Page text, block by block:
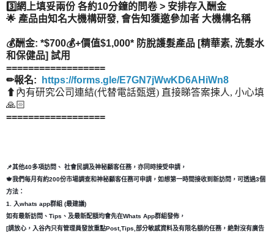
3️⃣網上填妥兩份 各約10分鐘的問卷 > 安排存入酬金
🌟 產品由知名大機構研發, 會告知獲邀參加者 大機構名稱
💰酬金: *$700💰+價值$1,000* 防脫護髮產品 [精華素, 洗髮水
和保健品] 試用
==================
✏報名:
https://forms.gle/E7GN7jWwKD6AHiWn8
⬆內有研究公司連結(代替電話甄選) 直接睇答案揀人, 小心填
🙏🏻
==================
📌其他40多項訪問、 社會民調及神秘顧客任務，亦同時接受申請，
🍁我們每月有約200份市場調查和神秘顧客任務可申請，如想第一時間接收到新訪問，可透過3個
方法：
1. 入whats app群組 (最建議)
如有最新訪問、Tips、及最新配額均會先在Whats App群組發佈，
[請放心，入谷內只有管理員發放重點Post,Tips,部分敏感資料及有限名額的任務，絶對沒有廣告